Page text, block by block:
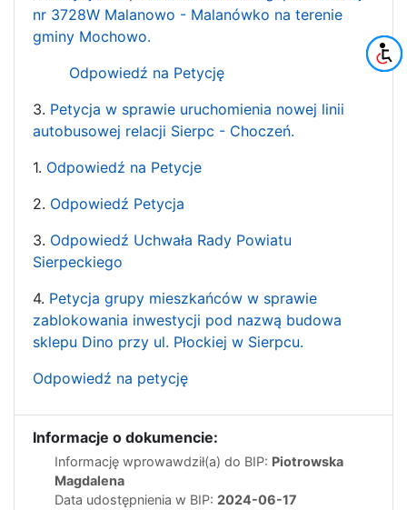
nr 3728W Malanowo - Malanówko na terenie
gminy Mochowo.
Odpowiedź na Petycję
3. Petycja w sprawie uruchomienia nowej linii
autobusowej relacji Sierpc - Choczeń.
1. Odpowiedź na Petycje
2. Odpowiedź Petycja
3. Odpowiedź Uchwała Rady Powiatu
Sierpeckiego
4. Petycja grupy mieszkańców w sprawie
zablokowania inwestycji pod nazwą budowa
sklepu Dino przy ul. Płockiej w Sierpcu.
Odpowiedź na petycję
Informacje o dokumencie:
Informację wprowawdził(a) do BIP: Piotrowska
Magdalena
Data udostępnienia w BIP: 2024-06-17